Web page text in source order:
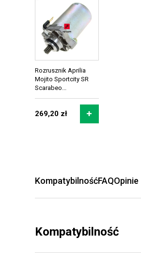
Rozrusznik Aprilia
Mojito Sportcity SR
Scarabeo...
269,20 zł
KompatybilnośćFAQOpinie
Kompatybilność